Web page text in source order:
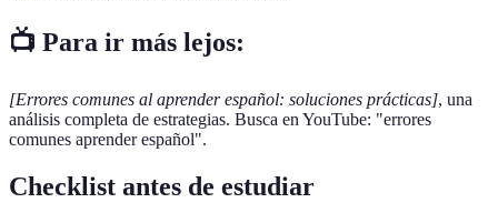
📺 Para ir más lejos:
[Errores comunes al aprender español: soluciones prácticas], una
análisis completa de estrategias. Busca en YouTube: "errores
comunes aprender español".
Checklist antes de estudiar